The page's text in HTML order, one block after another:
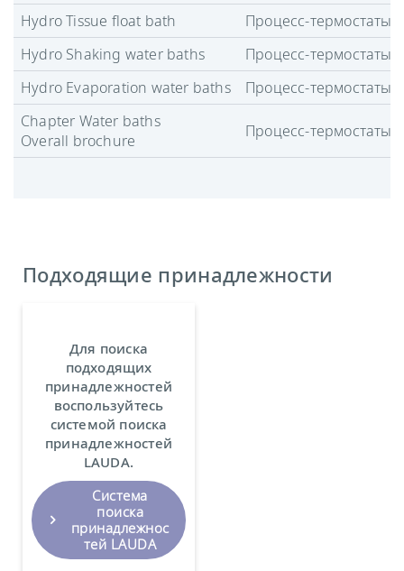
Hydro Tissue float bath
Процесс-термостаты
Hydro Shaking water baths
Процесс-термостаты
Hydro Evaporation water baths
Процесс-термостаты
Chapter Water baths
Overall brochure
Процесс-термостаты
Подходящие принадлежности
Для поиска
подходящих
принадлежностей
воспользуйтесь
системой поиска
принадлежностей
LAUDA.
Система
поиска
принадлежнос
тей LAUDA